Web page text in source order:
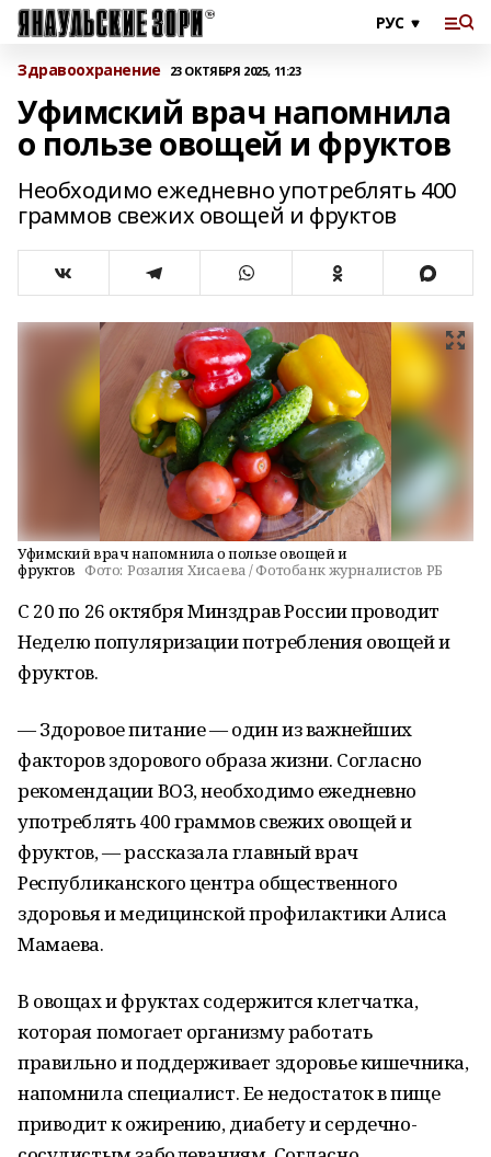
Здравоохранение 23 ОКТЯБРЯ 2025, 11:23
Уфимский врач напомнила
о пользе овощей и фруктов
Необходимо ежедневно употреблять 400
граммов свежих овощей и фруктов
Уфимский врач напомнила о пользе овощей и
фруктов Фото: Розалия Хисаева / Фотобанк журналистов РБ
С 20 по 26 октября Минздрав России проводит
Неделю популяризации потребления овощей и
фруктов.
— Здоровое питание — один из важнейших
факторов здорового образа жизни. Согласно
рекомендации ВОЗ, необходимо ежедневно
употреблять 400 граммов свежих овощей и
фруктов, — рассказала главный врач
Республиканского центра общественного
здоровья и медицинской профилактики Алиса
Мамаева.
В овощах и фруктах содержится клетчатка,
которая помогает организму работать
правильно и поддерживает здоровье кишечника,
напомнила специалист. Ее недостаток в пище
приводит к ожирению, диабету и сердечно-